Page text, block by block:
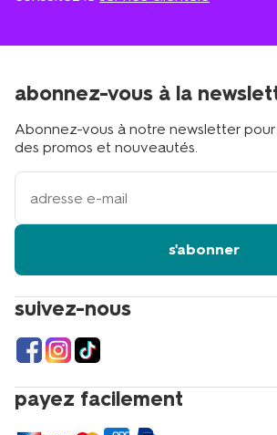
suivez-nous
payez facilement
abonnez-vous à la
Abonnez-vous à notre newsletter
des promos et nouveautés.
votre
adresse
s'abonner